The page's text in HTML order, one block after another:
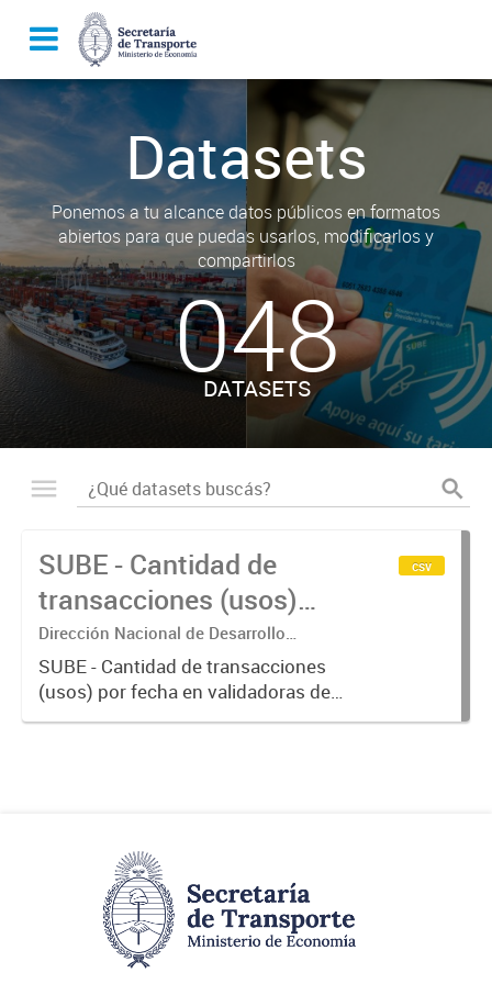
Datasets
Ponemos a tu alcance datos públicos en formatos
abiertos para que puedas usarlos, modificarlos y
compartirlos
048
DATASETS
SUBE - Cantidad de
transacciones (usos)
por fecha
Dirección Nacional de Desarrollo
Tecnológico - Ministerio de Transporte.
SUBE - Cantidad de transacciones
(usos) por fecha en validadoras de
la red SUBE.
csv